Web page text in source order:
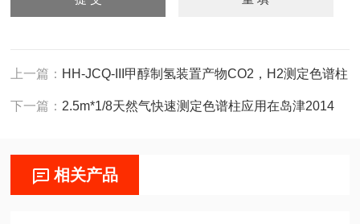
上一篇： HH-JCQ-III甲醇制氢装置产物CO2，H2测定色谱柱
下一篇： 2.5m*1/8天然气快速测定色谱柱应用在岛津2014
相关产品